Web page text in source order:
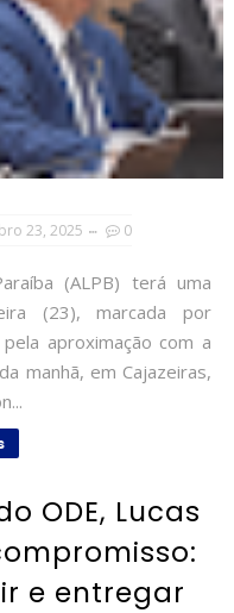
23, 2025 0
(ALPB) terá uma
(23), marcada por
aproximação com a
manhã, em Cajazeiras,
ODE, Lucas
e entregar